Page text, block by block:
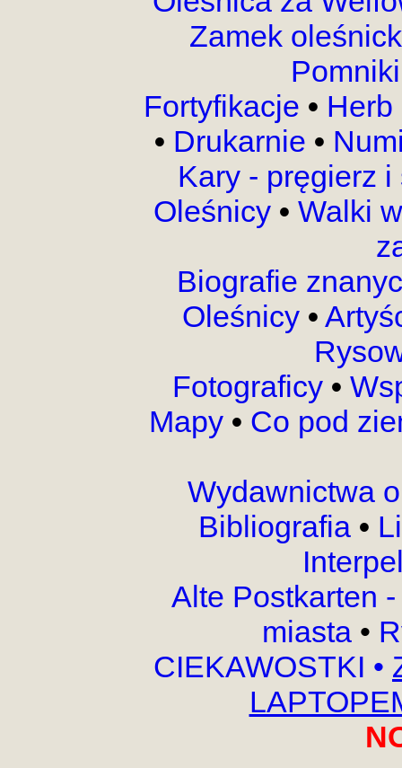
Zamek
Fortyfikacje •
• Drukarnie •
Kary - pręgierz
Oleśnicy • Walki
Biografie
Oleśnicy •
Fotograficy •
Mapy • Co pod
Wydawnictwa
Bibliografia •
Alte Postkarten
miasta •
CIEKAWOSTKI •